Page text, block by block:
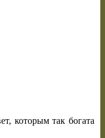
которым так богата